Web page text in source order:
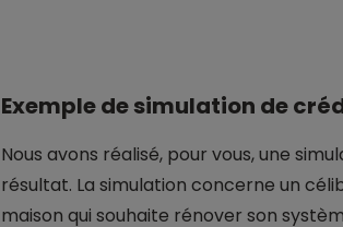
Exemple de simulation de
Nous avons réalisé, pour vous, une
résultat. La simulation concerne un
maison qui souhaite rénover son